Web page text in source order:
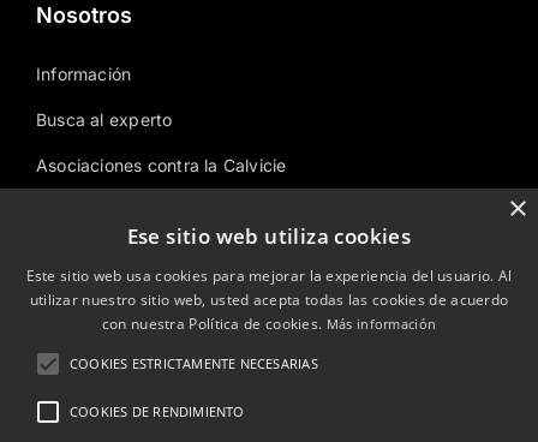
Nosotros
Información
Busca al experto
Asociaciones contra la Calvicie
×
Ese sitio web utiliza cookies
Este sitio web usa cookies para mejorar la experiencia del usuario. Al
utilizar nuestro sitio web, usted acepta todas las cookies de acuerdo
con nuestra Política de cookies. Más información
COOKIES ESTRICTAMENTE NECESARIAS
COOKIES DE RENDIMIENTO